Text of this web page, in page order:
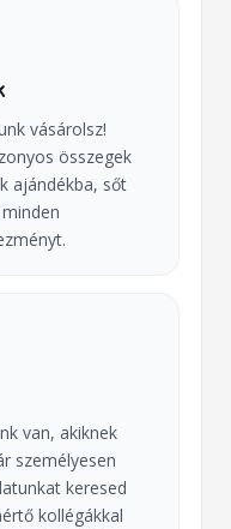
vásárolsz!
összegek
ajándékba, sőt
van, akiknek
személyesen
keresed
kollégákkal